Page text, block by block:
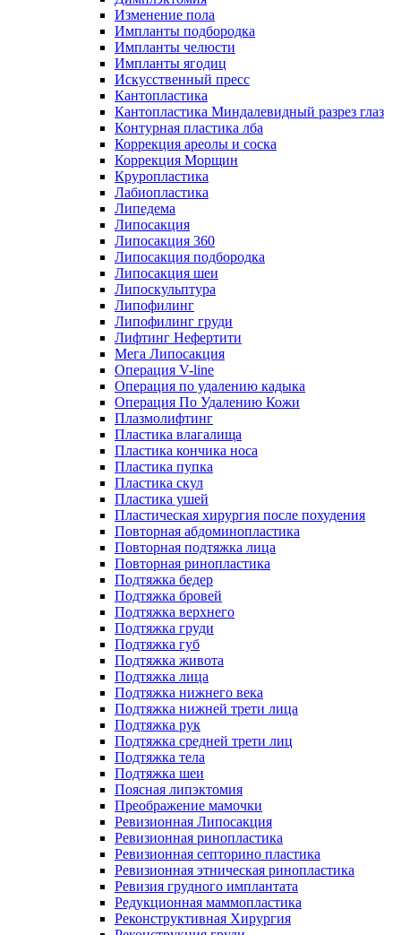
Изменение пола
Импланты подбородка
Импланты челюсти
Импланты ягодиц
Искусственный пресс
Кантопластика
Кантопластика Миндалевидный разрез глаз
Контурная пластика лба
Коррекция ареолы и соска
Коррекция Морщин
Круропластика
Лабиопластика
Липедема
Липосакция
Липосакция 360
Липосакция подбородка
Липосакция шеи
Липоскульптура
Липофилинг
Липофилинг груди
Лифтинг Нефертити
Мега Липосакция
Операция V-line
Операция по удалению кадыка
Операция По Удалению Кожи
Плазмолифтинг
Пластика влагалища
Пластика кончика носа
Пластика пупка
Пластика скул
Пластика ушей
Пластическая хирургия после похудения
Повторная абдоминопластика
Повторная подтяжка лица
Повторная ринопластика
Подтяжка бедер
Подтяжка бровей
Подтяжка верхнего
Подтяжка груди
Подтяжка губ
Подтяжка живота
Подтяжка лица
Подтяжка нижнего века
Подтяжка нижней трети лица
Подтяжка рук
Подтяжка средней трети лиц
Подтяжка тела
Подтяжка шеи
Поясная липэктомия
Преображение мамочки
Ревизионная Липосакция
Ревизионная ринопластика
Ревизионная септорино пластика
Ревизионная этническая ринопластика
Ревизия грудного имплантата
Редукционная маммопластика
Реконструктивная Хирургия